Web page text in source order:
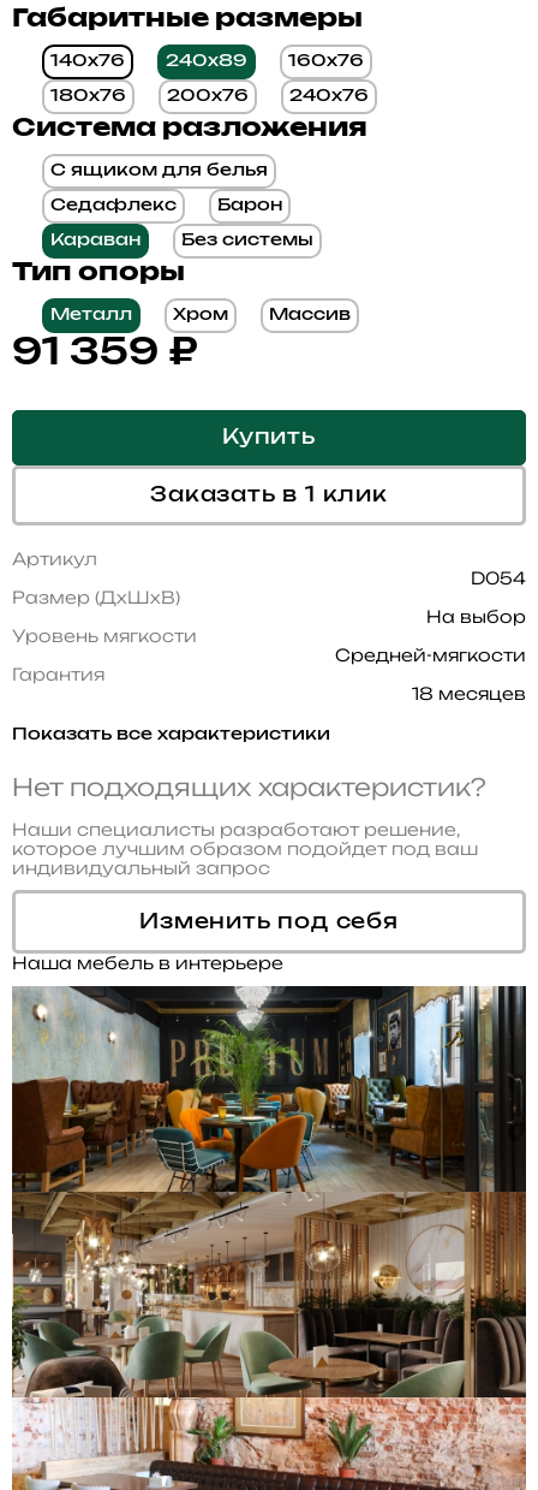
Габаритные размеры
140x76 240x89 160x76
180x76 200x76 240x76
Система разложения
С ящиком для белья
Седафлекс Барон
Караван Без системы
Тип опоры
Металл Хром Массив
91 359 ₽
Купить
Заказать в 1 клик
Артикул
D054
Размер (ДхШхВ)
На выбор
Уровень мягкости
Средней-мягкости
Гарантия
18 месяцев
Показать все характеристики
Нет подходящих характеристик?
Наши специалисты разработают решение,
которое лучшим образом подойдет под ваш
индивидуальный запрос
Изменить под себя
Наша мебель в интерьере